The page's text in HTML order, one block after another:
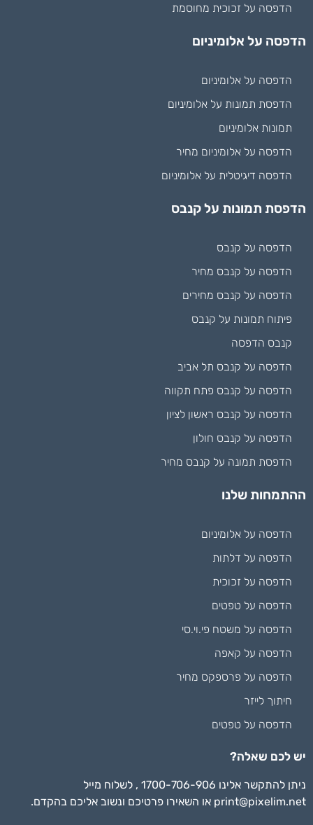
הדפסה על זכוכית מחוסמת
הדפסה על אלומיניום
הדפסה על אלומיניום
הדפסת תמונות על אלומיניום
תמונות אלומיניום
הדפסה על אלומיניום מחיר
הדפסה דיגיטלית על אלומיניום
הדפסת תמונות על קנבס
הדפסה על קנבס
הדפסה על קנבס מחיר
הדפסה על קנבס מחירים
פיתוח תמונות על קנבס
קנבס הדפסה
הדפסה על קנבס תל אביב
הדפסה על קנבס פתח תקווה
הדפסה על קנבס ראשון לציון
הדפסה על קנבס חולון
הדפסת תמונה על קנבס מחיר
ההתמחות שלנו
הדפסה על אלומיניום
הדפסה על דלתות
הדפסה על זכוכית
הדפסה על טפטים
הדפסה על משטח פי.וי.סי
הדפסה על קאפה
הדפסה על פרספקס מחיר
חיתוך לייזר
הדפסה על טפטים
יש לכם שאלה?
ניתן להתקשר אלינו 1700-706-906 , לשלוח מייל
print@pixelim.net או השאירו פרטיכם ונשוב אליכם בהקדם.